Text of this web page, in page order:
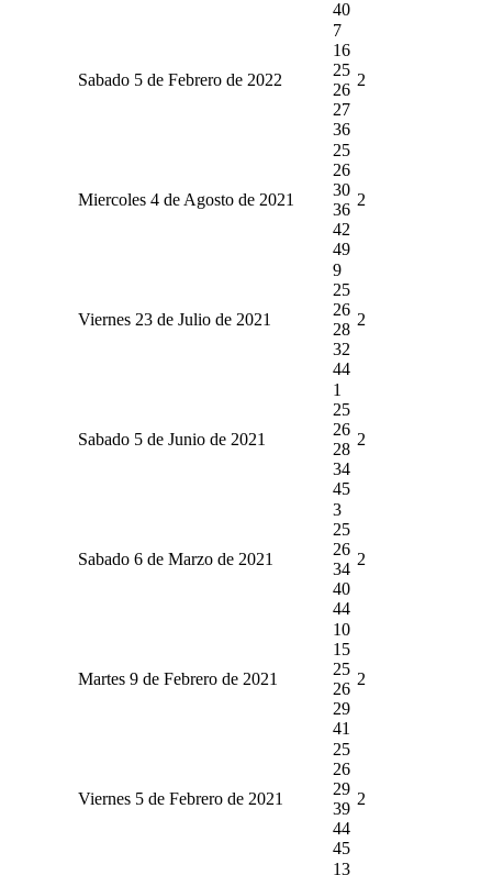
40
Sabado 5 de Febrero de 2022
7
16
25
26
27
36
2
Miercoles 4 de Agosto de 2021
25
26
30
36
42
49
2
Viernes 23 de Julio de 2021
9
25
26
28
32
44
2
Sabado 5 de Junio de 2021
1
25
26
28
34
45
2
Sabado 6 de Marzo de 2021
3
25
26
34
40
44
2
Martes 9 de Febrero de 2021
10
15
25
26
29
41
2
Viernes 5 de Febrero de 2021
25
26
29
39
44
45
2
13